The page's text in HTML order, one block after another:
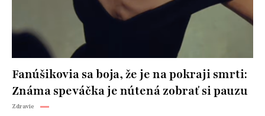
Fanúšikovia sa boja, že je na pokraji smrti:
Známa speváčka je nútená zobrať si pauzu
Zdravie